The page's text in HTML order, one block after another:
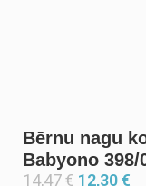
Bērnu nagu
Babyono 398/
14,47€ 12,30€